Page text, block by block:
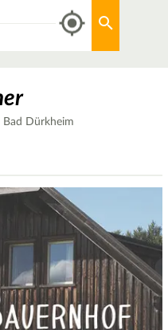
Bad Dürkheim